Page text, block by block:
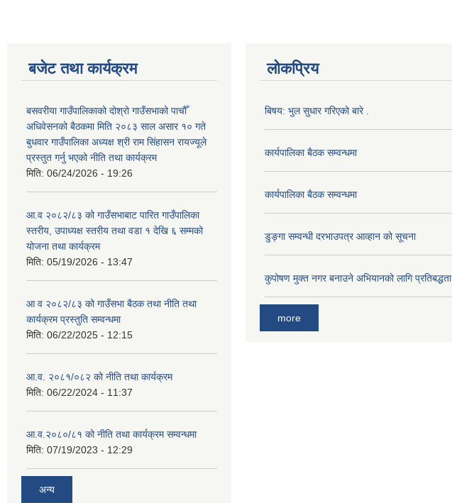
बजेट तथा कार्यक्रम
बसवरीया गाउँपालिकाको दोश्रो गाउँसभाको पाचौँ
अधिवेसनको बैठकमा मिति २०८३ साल असार १० गते
बुधवार गाउँपालिका अध्यक्ष श्री राम सिंहासन रायज्यूले
प्रस्तुत गर्नु भएको नीति तथा कार्यक्रम
मिति: 06/24/2026 - 19:26
आ.व २०८२/८३ को गाउँसभाबाट पारित गाउँपालिका
स्तरीय, उपाध्यक्ष स्तरीय तथा वडा १ देखि ६ सम्मको
योजना तथा कार्यक्रम
मिति: 05/19/2026 - 13:47
आ व २०८२/८३ को गाउँसभा बैठक तथा नीति तथा
कार्यक्रम प्रस्तुति सम्वन्धमा
मिति: 06/22/2025 - 12:15
आ.व. २०८१/०८२ को नीति तथा कार्यक्रम
मिति: 06/22/2024 - 11:37
आ.व.२०८०/८१ को नीति तथा कार्यक्रम सम्वन्धमा
मिति: 07/19/2023 - 12:29
अन्य
लोकप्रिय
बिषय: भुल सुधार गरिएको बारे .
कार्यपालिका बैठक सम्वन्धमा
कार्यपालिका बैठक सम्वन्धमा
डुङ्गा सम्वन्धी दरभाउपत्र आव्हान को सूचना
कुपोषण मुक्त नगर बनाउने अभियानको लागि प्रतिबद्धता
more